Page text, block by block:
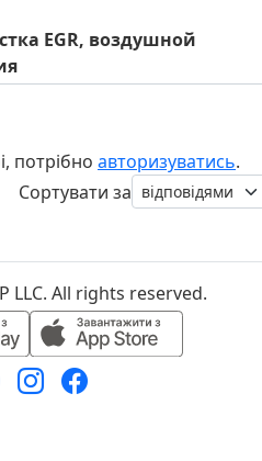
EGR, воздушной
потрібно авторизуватись.
Сортувати за
LLC. All rights reserved.